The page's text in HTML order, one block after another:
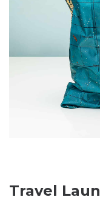
Travel